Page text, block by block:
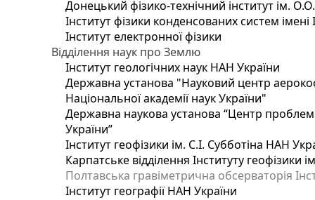
Донецький фізико-технічний інститут ім.
Інститут фізики конденсованих систем
Інститут електронної фізики
Відділення наук про Землю
Інститут геологічних наук НАН України
Державна установа "Науковий центр
Національної академії наук України"
Державна наукова установа “Центр проблем
України”
Інститут геофізики ім. С.І. Субботіна НАН
Карпатське відділення Інституту геофізики
Полтавська гравіметрична обсерваторія
Інститут географії НАН України